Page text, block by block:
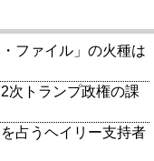
ファイル」の火種は
次トランプ政権の課
占うヘイリー支持者